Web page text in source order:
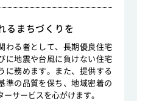
るまちづくりを
わる者として、長期優良住宅
に地震や台風に負けない住宅
に務めます。また、提供する
準の品質を保ち、地域密着の
サービスを心がけます。